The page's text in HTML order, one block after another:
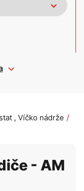
, Víčko nádrže
- AM